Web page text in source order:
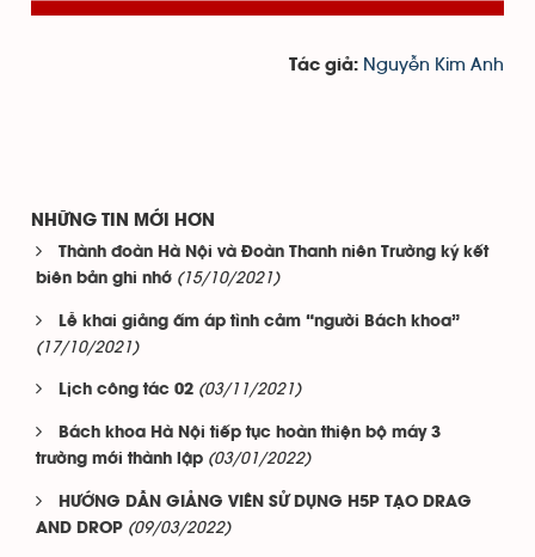
Tác giả: Nguyễn Kim Anh
NHỮNG TIN MỚI HƠN
Thành đoàn Hà Nội và Đoàn Thanh niên Trường ký kết
biên bản ghi nhớ (15/10/2021)
Lễ khai giảng ấm áp tình cảm “người Bách khoa”
(17/10/2021)
Lịch công tác 02 (03/11/2021)
Bách khoa Hà Nội tiếp tục hoàn thiện bộ máy 3
trường mới thành lập (03/01/2022)
HƯỚNG DẪN GIẢNG VIÊN SỬ DỤNG H5P TẠO DRAG
AND DROP (09/03/2022)